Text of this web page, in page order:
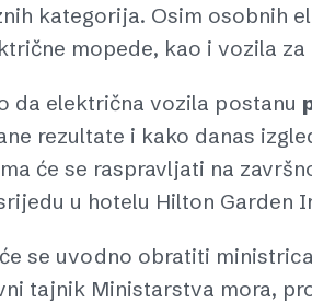
kategorija. Osim osobnih
mopede, kao i vozila
da električna vozila postanu
rezultate i kako danas
će se raspravljati na
u hotelu Hilton Garden
se uvodno obratiti
tajnik Ministarstva mora,